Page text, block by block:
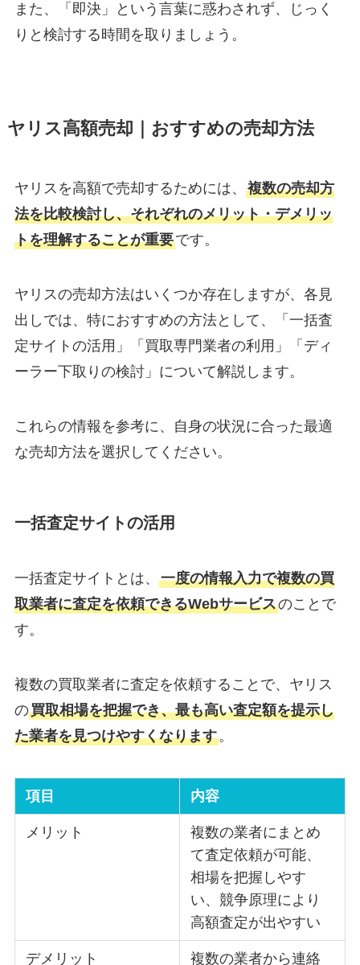
また、「即決」という言葉に惑わされず、じっく
りと検討する時間を取りましょう。
ヤリス高額売却｜おすすめの売却方法
ヤリスを高額で売却するためには、 複数の売却方
法を比較検討し、それぞれのメリット・デメリッ
トを理解することが重要です。
ヤリスの売却方法はいくつか存在しますが、各見
出しでは、特におすすめの方法として、「一括査
定サイトの活用」「買取専門業者の利用」「ディ
ーラー下取りの検討」について解説します。
これらの情報を参考に、自身の状況に合った最適
な売却方法を選択してください。
一括査定サイトの活用
一括査定サイトとは、 一度の情報入力で複数の買
取業者に査定を依頼できるWebサービスのことで
す。
複数の買取業者に査定を依頼することで、ヤリス
の買取相場を把握でき、最も高い査定額を提示し
た業者を見つけやすくなります。
項目 内容
メリット
複数の業者にまとめ
て査定依頼が可能、
相場を把握しやす
い、競争原理により
高額査定が出やすい
デメリット 複数の業者から連絡